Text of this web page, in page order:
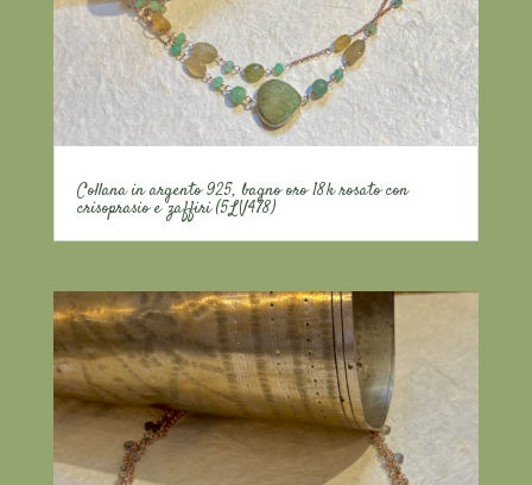
Collana in argento 925, bagno oro 18k rosato con
crisoprasio e zaffiri (5LV478)